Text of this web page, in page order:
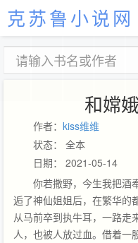
克苏鲁小说网
和嫦
作者： kiss维维
状态： 全本
日期： 2021-05-14
你若撒野，今生我把酒
逅了神仙姐姐后，在繁华的
从马前卒到执牛耳，一路走
人，也被人放过血。借着一